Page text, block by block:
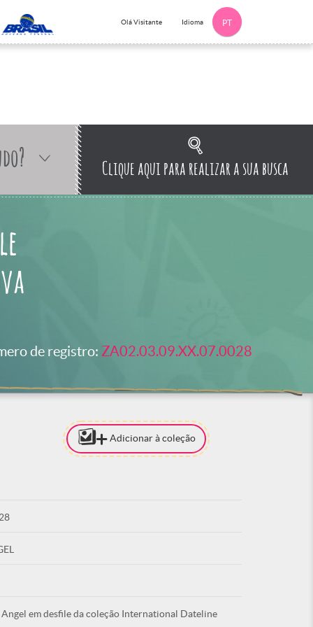
Olá Visitante Idioma PT
Clique aqui para realizar a sua busca
de registro: ZA02.03.09.XX.07.0028
Adicionar à coleção
em desfile da coleção International Dateline